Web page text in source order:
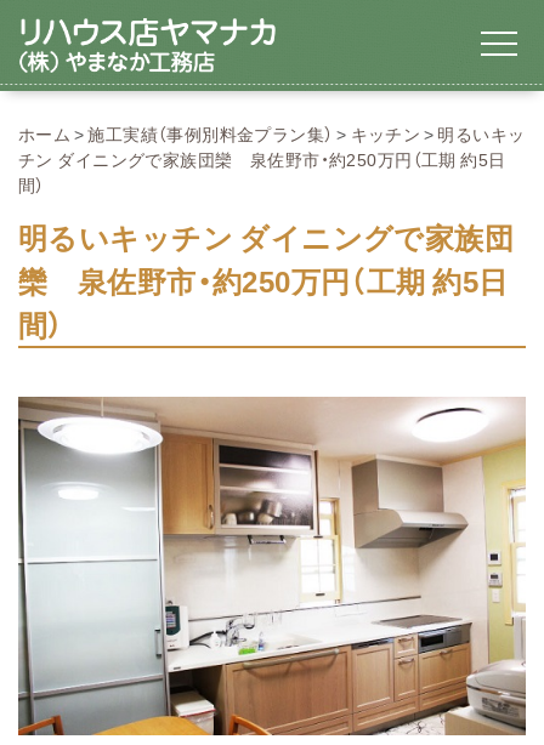
ホーム 施工実績（事例別料金プラン集） キッチン
明るいキッ
チン ダイニングで家族団欒 泉佐野市・約250万円（工期 約5日
間）
明るいキッチン ダイニングで家族団
欒 泉佐野市・約250万円（工期 約5日
間）